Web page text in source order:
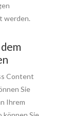
werden.
Content
Sie
Ihrem